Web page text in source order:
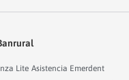
Lite Asistencia Emerdent